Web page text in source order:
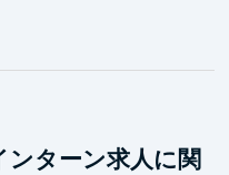
ターン求人に関